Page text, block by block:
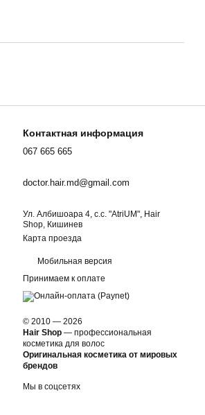
Контактная информация
067 665 665
doctor.hair.md@gmail.com
Ул. Албишоара 4, c.c. "AtriUM", Hair
Shop, Кишинев
Карта проезда
Мобильная версия
Принимаем к оплате
© 2010 — 2026
Hair Shop —профессиональная
косметика для волос
Оригинальная косметика от мировых
брендов
Мы в соцсетях